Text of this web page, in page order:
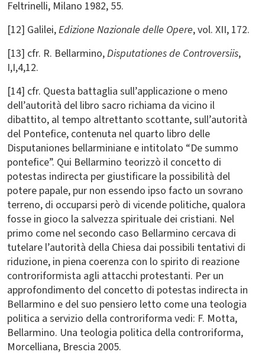
Feltrinelli, Milano 1982, 55.
[12] Galilei,Edizione Nazionale delle Opere, vol. XII, 172.
[13] cfr. R. Bellarmino,Disputationes de Controversiis,
I,I,4,12.
[14] cfr. Questa battaglia sull’applicazione o meno
dell’autorità del libro sacro richiama da vicino il
dibattito, al tempo altrettanto scottante, sull’autorità
del Pontefice, contenuta nel quarto libro delle
Disputaniones bellarminiane e intitolato “De summo
pontefice”. Qui Bellarmino teorizzò il concetto di
potestas indirecta per giustificare la possibilità del
potere papale, pur non essendo ipso facto un sovrano
terreno, di occuparsi però di vicende politiche, qualora
fosse in gioco la salvezza spirituale dei cristiani. Nel
primo come nel secondo caso Bellarmino cercava di
tutelare l’autorità della Chiesa dai possibili tentativi di
riduzione, in piena coerenza con lo spirito di reazione
controriformista agli attacchi protestanti. Per un
approfondimento del concetto di potestas indirecta in
Bellarmino e del suo pensiero letto come una teologia
politica a servizio della controriforma vedi: F. Motta,
Bellarmino. Una teologia politica della controriforma,
Morcelliana, Brescia 2005.